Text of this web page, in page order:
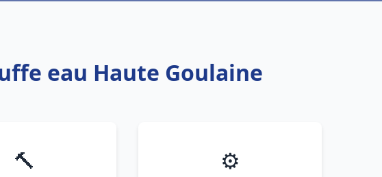
eau Haute Goulaine
🔨 ⚙️